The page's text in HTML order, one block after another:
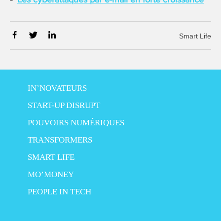
Smart Life
IN’NOVATEURS
START-UP DISRUPT
POUVOIRS NUMÉRIQUES
TRANSFORMERS
SMART LIFE
MO’MONEY
PEOPLE IN TECH